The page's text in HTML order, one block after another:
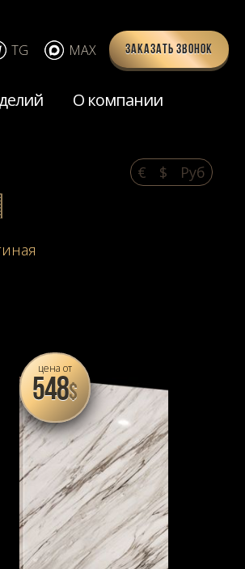
Заказать звонок
TG MAX
О компании
€
$ Pуб
цена от
548$